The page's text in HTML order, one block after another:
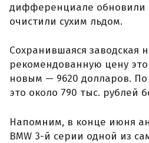
дифференциале обновили
очистили сухим льдом.
Сохранившаяся заводская
рекомендованную цену
новым — 9620 долларов. По
это около 790 тыс. рублей
Напомним, в конце июня
BMW 3-й серии одной из